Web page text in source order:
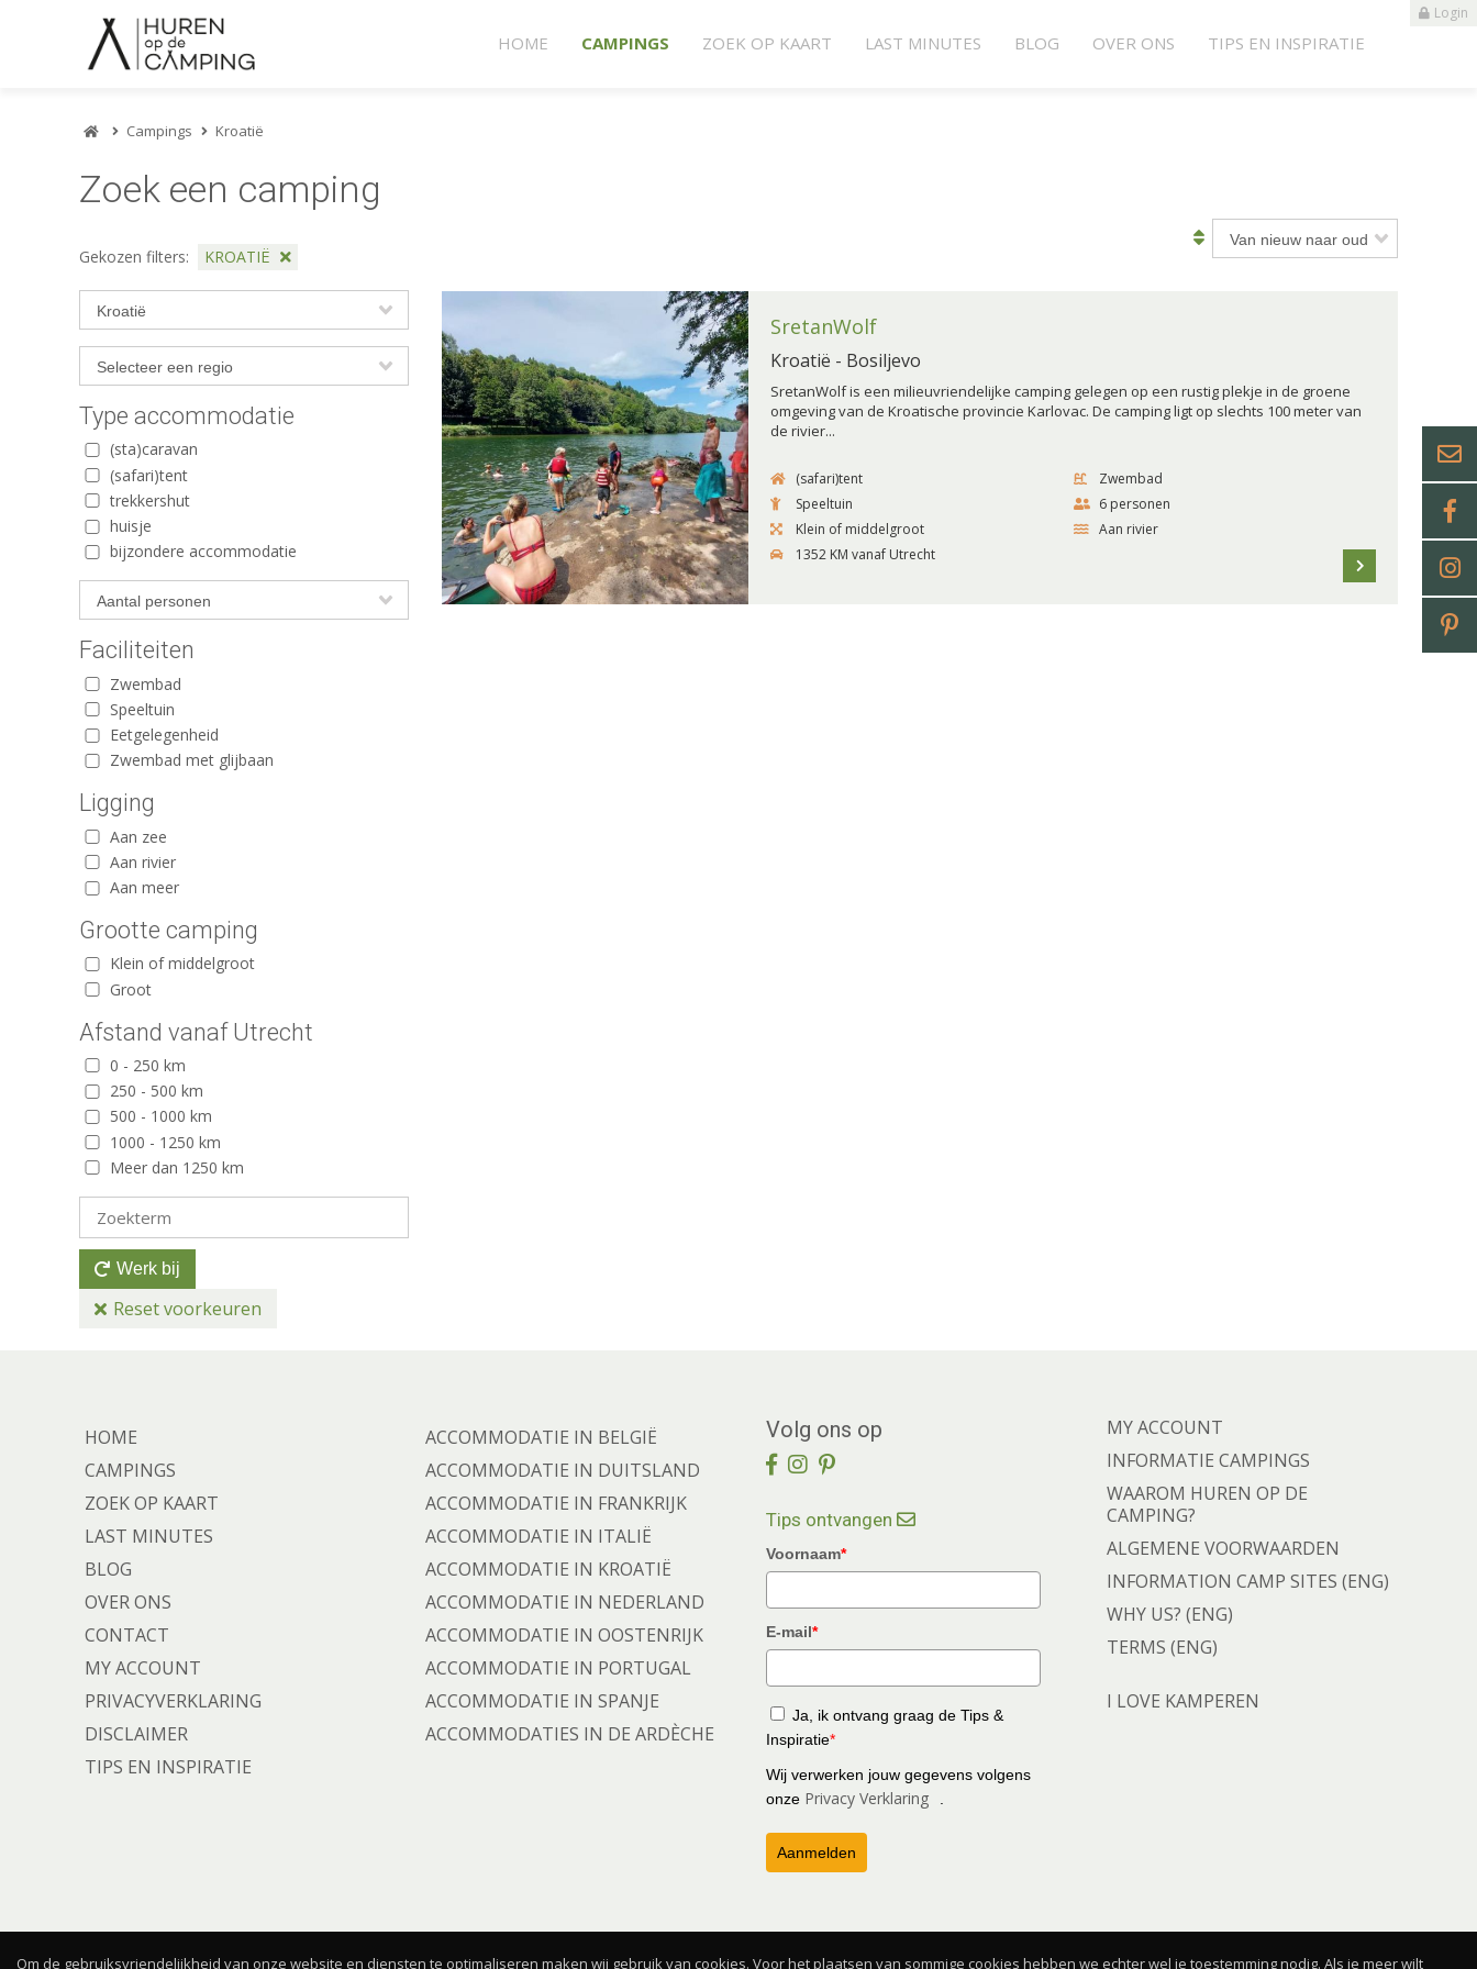
HOME CAMPINGS ZOEK OP KAART LAST MINUTES BLOG OVER ONS TIPS EN INSPIRATIE
Login
Campings Kroatië
Zoek een camping
Gekozen filters: KROATIË
Type accommodatie
(sta)caravan
(safari)tent
trekkershut
huisje
bijzondere accommodatie
Faciliteiten
Zwembad
Speeltuin
Eetgelegenheid
Zwembad met glijbaan
Ligging
Aan zee
Aan rivier
Aan meer
Grootte camping
Klein of middelgroot
Groot
Afstand vanaf Utrecht
0 - 250 km
250 - 500 km
500 - 1000 km
1000 - 1250 km
Meer dan 1250 km
Werk bij
Reset voorkeuren
SretanWolf
Kroatië - Bosiljevo
SretanWolf is een milieuvriendelijke camping gelegen op een rustig plekje in de groene
omgeving van de Kroatische provincie Karlovac. De camping ligt op slechts 100 meter van
de rivier...
(safari)tent
Zwembad
Speeltuin
6 personen
Klein of middelgroot
Aan rivier
1352 KM vanaf Utrecht
HOME
CAMPINGS
ZOEK OP KAART
LAST MINUTES
BLOG
OVER ONS
CONTACT
MY ACCOUNT
PRIVACYVERKLARING
DISCLAIMER
TIPS EN INSPIRATIE
ACCOMMODATIE IN BELGIË
ACCOMMODATIE IN DUITSLAND
ACCOMMODATIE IN FRANKRIJK
ACCOMMODATIE IN ITALIË
ACCOMMODATIE IN KROATIË
ACCOMMODATIE IN NEDERLAND
ACCOMMODATIE IN OOSTENRIJK
ACCOMMODATIE IN PORTUGAL
ACCOMMODATIE IN SPANJE
ACCOMMODATIES IN DE ARDÈCHE
Volg ons op
Tips ontvangen
Voornaam*
E-mail*
Ja, ik ontvang graag de Tips &
Inspiratie*
Wij verwerken jouw gegevens volgens
onze Privacy Verklaring
Aanmelden
MY ACCOUNT
INFORMATIE CAMPINGS
WAAROM HUREN OP DE
CAMPING?
ALGEMENE VOORWAARDEN
INFORMATION CAMP SITES (ENG)
WHY US? (ENG)
TERMS (ENG)
I LOVE KAMPEREN
Om de gebruiksvriendelijkheid van onze website en diensten te optimaliseren maken wij gebruik van cookies. Voor het plaatsen van sommige cookies hebben we echter wel je toestemming nodig. Als je meer wilt